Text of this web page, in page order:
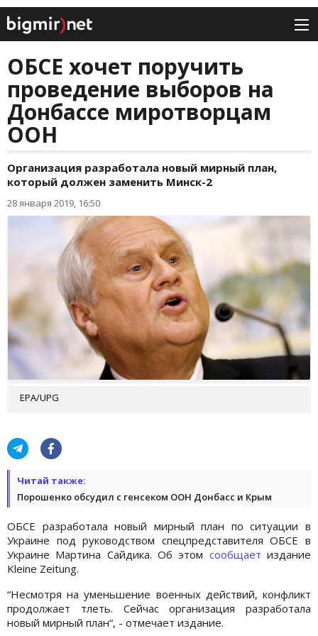
ОБСЕ хочет поручить
проведение выборов на
Донбассе миротворцам
ООН
Организация разработала новый мирный план,
который должен заменить Минск-2
28 января 2019, 16:50
EPA/UPG
Читай также:
Порошенко обсудил с генсеком ООН Донбасс и Крым
ОБСЕ разработала новый мирный план по ситуации в
Украине под руководством спецпредставителя ОБСЕ в
Украине Мартина Сайдика. Об этом сообщает издание
Kleine Zeitung.
“Несмотря на уменьшение военных действий, конфликт
продолжает тлеть. Сейчас организация разработала
новый мирный план“, - отмечает издание.